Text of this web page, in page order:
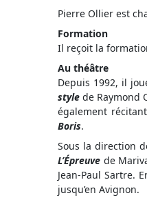
Pierre Ollier est
Formation
Il reçoit la
Au théâtre
Depuis 1992, il
style de Raymond
également
Boris.
Sous la direction
L’Épreuve de
Jean-Paul Sartre.
jusqu’en Avignon.